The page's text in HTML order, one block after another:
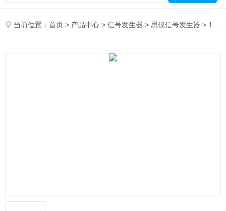
当前位置：首页 > 产品中心 >信号发生器 > 思仪信号发生器 > 1434G思仪信号发生器1434系列